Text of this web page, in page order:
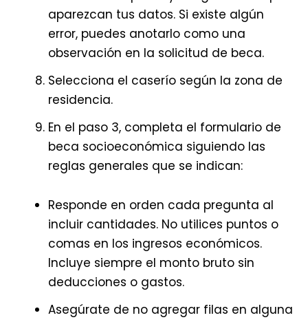
aparezcan tus datos. Si existe algún
error, puedes anotarlo como una
observación en la solicitud de beca.
Selecciona el caserío según la zona de
residencia.
En el paso 3, completa el formulario de
beca socioeconómica siguiendo las
reglas generales que se indican:
Responde en orden cada pregunta al
incluir cantidades. No utilices puntos o
comas en los ingresos económicos.
Incluye siempre el monto bruto sin
deducciones o gastos.
Asegúrate de no agregar filas en alguna